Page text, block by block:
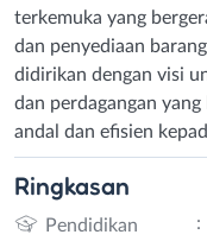
terkemuka yang
dan penyediaan
didirikan dengan visi
dan perdagangan
andal dan efisien
Ringkasan
Pendidikan :